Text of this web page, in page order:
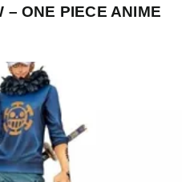
– ONE PIECE ANIME